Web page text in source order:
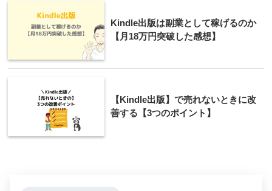
Kindle出版は副業として稼げるのか
【月18万円突破した感想】
【Kindle出版】で売れないときに改
善する【3つのポイント】